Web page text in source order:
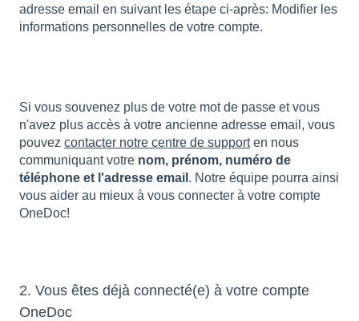
adresse email en suivant les étape ci-après: Modifier les
informations personnelles de votre compte.
Si vous souvenez plus de votre mot de passe et vous
n'avez plus accès à votre ancienne adresse email, vous
pouvez contacter notre centre de supporten nous
communiquant votre nom, prénom, numéro de
téléphone et l'adresse email . Notre équipe pourra ainsi
vous aider au mieux à vous connecter à votre compte
OneDoc!
2. Vous êtes déjà connecté(e) à votre compte
OneDoc